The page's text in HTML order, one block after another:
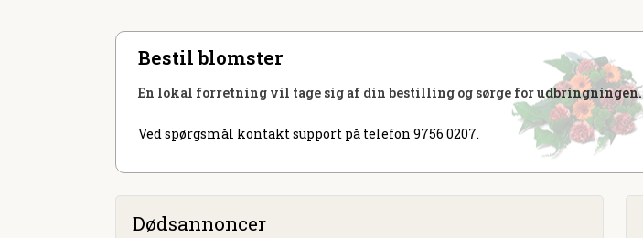
Bestil blomster
En lokal forretning vil tage sig af din bestilling og sørge for udbringningen.
Ved spørgsmål kontakt support på telefon 9756 0207.
Dødsannoncer